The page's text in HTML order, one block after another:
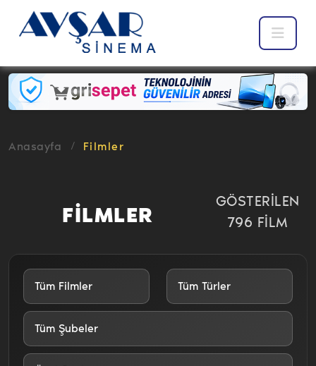
Anasayfa Filmler
FİLMLER
GÖSTERİLEN
796 FİLM